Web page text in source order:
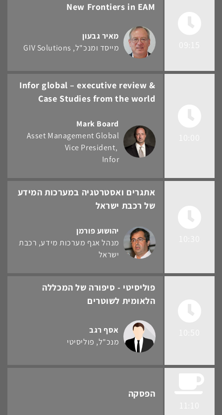
New Frontiers in EAM
מאיר גבעון
מייסד ומנכ"ל GIV Solutions
Infor global – executive review &
Case Studies from the world
Mark Board
Asset Management Global
Vice President
Infor
אתגרים ואסטרטגיה במערכות המידע
של רכבת ישראל
יהושוע פורמן
מנהל אגף מערכות מידע רכבת
ישראל
פוליסיטי - סיפורה של המכללה
הלאומית לשוטרים
אסף רגב
מנכ"ל פוליסיטי
הפסקה